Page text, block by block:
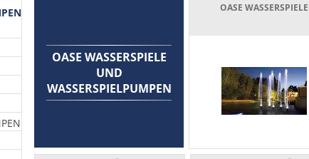
OASE WASSERSPIELE
UND
WASSERSPIELPUMPEN
OASE WASSERSPIELE